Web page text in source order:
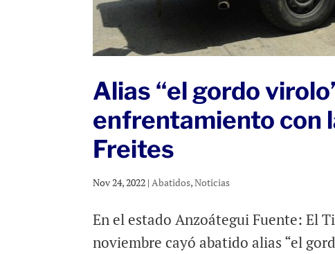
Alias “el gordo
enfrentamiento con
Freites
Nov 24, 2022 |Abatidos,Noticias
En el estado Anzoátegui Fuente: El
noviembre cayó abatido alias “el